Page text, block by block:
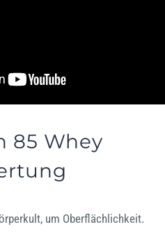
85 Whey
um Oberflächlichkeit.